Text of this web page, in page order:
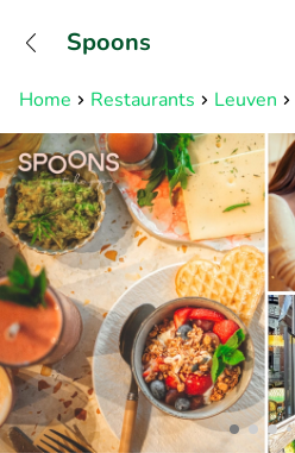
Home Restaurants Leuven
Spoons